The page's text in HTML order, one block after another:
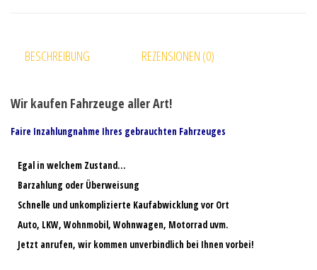
BESCHREIBUNG REZENSIONEN (0)
Wir kaufen Fahrzeuge aller Art!
Faire Inzahlungnahme Ihres gebrauchten Fahrzeuges
Egal in welchem Zustand…
Barzahlung oder Überweisung
Schnelle und unkomplizierte Kaufabwicklung vor Ort
Auto, LKW, Wohnmobil, Wohnwagen, Motorrad uvm.
Jetzt anrufen, wir kommen unverbindlich bei Ihnen vorbei!